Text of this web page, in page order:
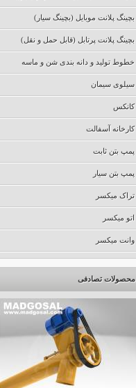
بچینگ پلانت موبایل (بچینگ سیار)
بچینگ پلانت پرتابل (قابل حمل و نقل)
خطوط تولید و دانه بندی شن و ماسه
سیلوی سیمان
کانکس
کارخانه آسفالت
پمپ بتن ثابت
پمپ بتن سیار
تراک میکسر
اتو میکسر
وانت میکسر
محصولات تصادفی